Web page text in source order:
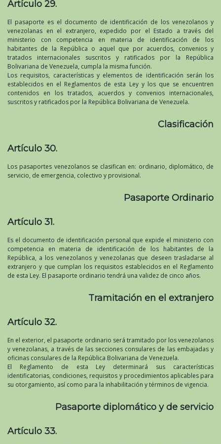
Artículo 29.
El pasaporte es el documento de identificación de los venezolanos y
venezolanas en el extranjero, expedido por el Estado a través del
ministerio con competencia en materia de identificación de los
habitantes de la República o aquel que por acuerdos, convenios y
tratados internacionales suscritos y ratificados por la República
Bolivariana de Venezuela, cumpla la misma función.
Los requisitos, características y elementos de identificación serán los
establecidos en el Reglamentos de esta Ley y los que se encuentren
contenidos en los tratados, acuerdos y convenios internacionales,
suscritos y ratificados por la República Bolivariana de Venezuela.
Clasificación
Artículo 30.
Los pasaportes venezolanos se clasifican en: ordinario, diplomático, de
servicio, de emergencia, colectivo y provisional.
Pasaporte Ordinario
Artículo 31.
Es el documento de identificación personal que expide el ministerio con
competencia en materia de identificación de los habitantes de la
República, a los venezolanos y venezolanas que deseen trasladarse al
extranjero y que cumplan los requisitos establecidos en el Reglamento
de esta Ley. El pasaporte ordinario tendrá una validez de cinco años.
Tramitación en el extranjero
Artículo 32.
En el exterior, el pasaporte ordinario será tramitado por los venezolanos
y venezolanas, a través de las secciones consulares de las embajadas y
oficinas consulares de la República Bolivariana de Venezuela.
El Reglamento de esta Ley determinará sus características
identificatorias, condiciones, requisitos y procedimientos aplicables para
su otorgamiento, así como para la inhabilitación y términos de vigencia.
Pasaporte diplomático y de servicio
Artículo 33.